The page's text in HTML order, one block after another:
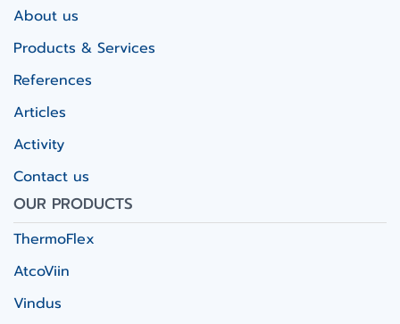
About us
Products & Services
References
Articles
Activity
Contact us
OUR PRODUCTS
ThermoFlex
AtcoViin
Vindus